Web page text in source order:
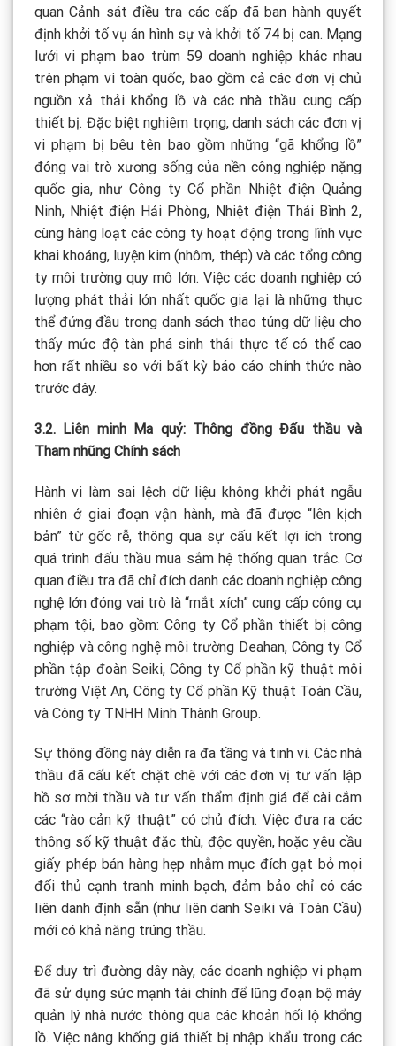
quan Cảnh sát điều tra các cấp đã ban hành quyết
định khởi tố vụ án hình sự và khởi tố 74 bị can. Mạng
lưới vi phạm bao trùm 59 doanh nghiệp khác nhau
trên phạm vi toàn quốc, bao gồm cả các đơn vị chủ
nguồn xả thải khổng lồ và các nhà thầu cung cấp
thiết bị. Đặc biệt nghiêm trọng, danh sách các đơn vị
vi phạm bị bêu tên bao gồm những “gã khổng lồ”
đóng vai trò xương sống của nền công nghiệp nặng
quốc gia, như Công ty Cổ phần Nhiệt điện Quảng
Ninh, Nhiệt điện Hải Phòng, Nhiệt điện Thái Bình 2,
cùng hàng loạt các công ty hoạt động trong lĩnh vực
khai khoáng, luyện kim (nhôm, thép) và các tổng công
ty môi trường quy mô lớn. Việc các doanh nghiệp có
lượng phát thải lớn nhất quốc gia lại là những thực
thể đứng đầu trong danh sách thao túng dữ liệu cho
thấy mức độ tàn phá sinh thái thực tế có thể cao
hơn rất nhiều so với bất kỳ báo cáo chính thức nào
trước đây.
3.2. Liên minh Ma quỷ: Thông đồng Đấu thầu và
Tham nhũng Chính sách
Hành vi làm sai lệch dữ liệu không khởi phát ngẫu
nhiên ở giai đoạn vận hành, mà đã được “lên kịch
bản” từ gốc rễ, thông qua sự cấu kết lợi ích trong
quá trình đấu thầu mua sắm hệ thống quan trắc. Cơ
quan điều tra đã chỉ đích danh các doanh nghiệp công
nghệ lớn đóng vai trò là “mắt xích” cung cấp công cụ
phạm tội, bao gồm: Công ty Cổ phần thiết bị công
nghiệp và công nghệ môi trường Deahan, Công ty Cổ
phần tập đoàn Seiki, Công ty Cổ phần kỹ thuật môi
trường Việt An, Công ty Cổ phần Kỹ thuật Toàn Cầu,
và Công ty TNHH Minh Thành Group.
Sự thông đồng này diễn ra đa tầng và tinh vi. Các nhà
thầu đã cấu kết chặt chẽ với các đơn vị tư vấn lập
hồ sơ mời thầu và tư vấn thẩm định giá để cài cắm
các “rào cản kỹ thuật” có chủ đích. Việc đưa ra các
thông số kỹ thuật đặc thù, độc quyền, hoặc yêu cầu
giấy phép bán hàng hẹp nhằm mục đích gạt bỏ mọi
đối thủ cạnh tranh minh bạch, đảm bảo chỉ có các
liên danh định sẵn (như liên danh Seiki và Toàn Cầu)
mới có khả năng trúng thầu.
Để duy trì đường dây này, các doanh nghiệp vi phạm
đã sử dụng sức mạnh tài chính để lũng đoạn bộ máy
quản lý nhà nước thông qua các khoản hối lộ khổng
lồ. Việc nâng khống giá thiết bị nhập khẩu trong các